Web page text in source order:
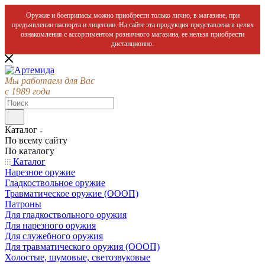
Оружие и боеприпасы можно приобрести только лично, в магазине, при
предъявлении паспорта и лицензии. На сайте эта продукция представлена в целях
ознакомления с ассортиментом розничного магазина, ее нельзя приобрести
дистанционно.
Мы работаем для Вас
с 1989 года
Каталог
По всему сайту
По каталогу
Каталог
Нарезное оружие
Гладкоствольное оружие
Травматическое оружие (ОООП)
Патроны
Для гладкоствольного оружия
Для нарезного оружия
Для служебного оружия
Для травматического оружия (ОООП)
Холостые, шумовые, светозвуковые